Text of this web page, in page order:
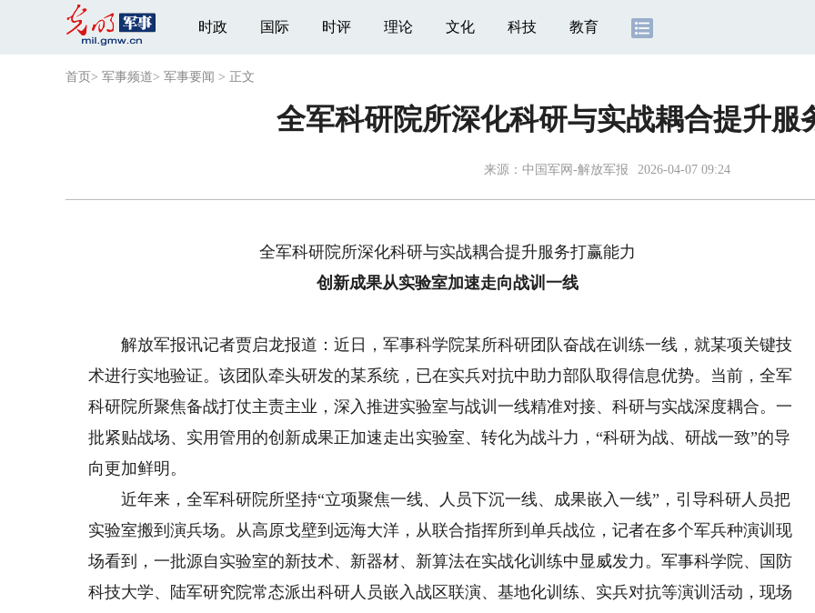
时政 国际 时评 理论 文化 科技 教育
首页 > 军事频道> 军事要闻 > 正文
全军科研院所深化科研与实战耦合提升服
来源： 中国军网-解放军报 2026-04-07 09:24
全军科研院所深化科研与实战耦合提升服务打赢能力
创新成果从实验室加速走向战训一线
解放军报讯记者贾启龙报道：近日，军事科学院某所科研团队奋战在训练一线，就某项关键技
术进行实地验证。该团队牵头研发的某系统，已在实兵对抗中助力部队取得信息优势。当前，全军
科研院所聚焦备战打仗主责主业，深入推进实验室与战训一线精准对接、科研与实战深度耦合。一
批紧贴战场、实用管用的创新成果正加速走出实验室、转化为战斗力，“科研为战、研战一致”的导
向更加鲜明。
近年来，全军科研院所坚持“立项聚焦一线、人员下沉一线、成果嵌入一线”，引导科研人员把
实验室搬到演兵场。从高原戈壁到远海大洋，从联合指挥所到单兵战位，记者在多个军兵种演训现
场看到，一批源自实验室的新技术、新器材、新算法在实战化训练中显威发力。军事科学院、国防
科技大学、陆军研究院常态派出科研人员嵌入战区联演、基地化训练、实兵对抗等演训活动，现场